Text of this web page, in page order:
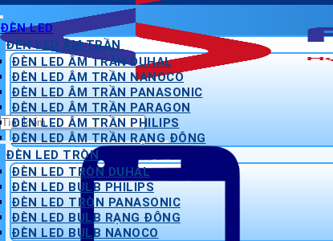
Tìm
kiếm:
ĐÈN LED
ĐÈN LED ÂM TRẦN
ĐÈN LED ÂM TRẦN DUHAL
ĐÈN LED ÂM TRẦN NANOCO
ĐÈN LED ÂM TRẦN PANASONIC
ĐÈN LED ÂM TRẦN PARAGON
ĐÈN LED ÂM TRẦN PHILIPS
ĐÈN LED ÂM TRẦN RẠNG ĐÔNG
ĐÈN LED TRÒN
ĐÈN LED TRÒN DUHAL
ĐÈN LED BULB PHILIPS
ĐÈN LED TRÒN PANASONIC
ĐÈN LED BULB RẠNG ĐÔNG
ĐÈN LED BULB NANOCO